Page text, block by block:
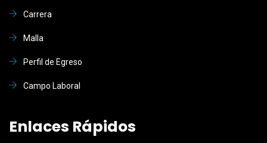
Carrera
Malla
Perfil de Egreso
Campo Laboral
Enlaces Rápidos